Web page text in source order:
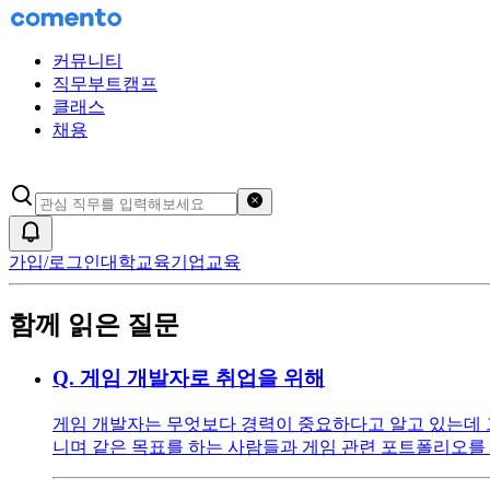
커뮤니티
직무부트캠프
클래스
채용
가입/로그인대학교육기업교육
함께 읽은 질문
Q. 게임 개발자로 취업을 위해
게임 개발자는 무엇보다 경력이 중요하다고 알고 있는
니며 같은 목표를 하는 사람들과 게임 관련 포트폴리오